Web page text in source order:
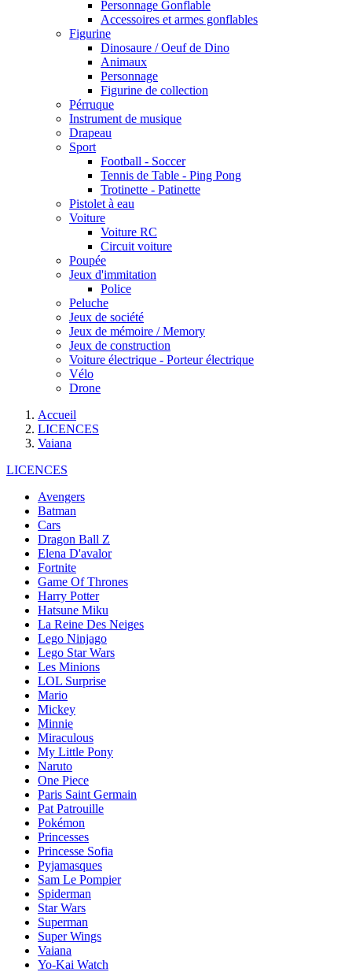
Personnage Gonflable
Accessoires et armes gonflables
Figurine
Dinosaure / Oeuf de Dino
Animaux
Personnage
Figurine de collection
Pérruque
Instrument de musique
Drapeau
Sport
Football - Soccer
Tennis de Table - Ping Pong
Trotinette - Patinette
Pistolet à eau
Voiture
Voiture RC
Circuit voiture
Poupée
Jeux d'immitation
Police
Peluche
Jeux de société
Jeux de mémoire / Memory
Jeux de construction
Voiture électrique - Porteur électrique
Vélo
Drone
Accueil
LICENCES
Vaiana
LICENCES
Avengers
Batman
Cars
Dragon Ball Z
Elena D'avalor
Fortnite
Game Of Thrones
Harry Potter
Hatsune Miku
La Reine Des Neiges
Lego Ninjago
Lego Star Wars
Les Minions
LOL Surprise
Mario
Mickey
Minnie
Miraculous
My Little Pony
Naruto
One Piece
Paris Saint Germain
Pat Patrouille
Pokémon
Princesses
Princesse Sofia
Pyjamasques
Sam Le Pompier
Spiderman
Star Wars
Superman
Super Wings
Vaiana
Yo-Kai Watch